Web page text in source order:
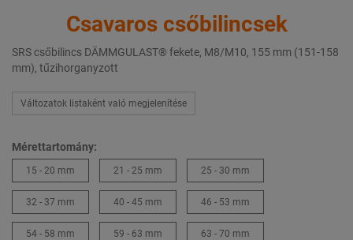
Csavaros csőbilincsek
SRS csőbilincs DÄMMGULAST® fekete, M8/M10, 155 mm (151-158
mm), tűzihorganyzott
Változatok listaként való megjelenítése
Mérettartomány:
15 - 20 mm 21 - 25 mm 25 - 30 mm
32 - 37 mm 40 - 45 mm 46 - 53 mm
54 - 58 mm 59 - 63 mm 63 - 70 mm